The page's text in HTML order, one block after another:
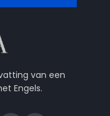
van een
Engels.